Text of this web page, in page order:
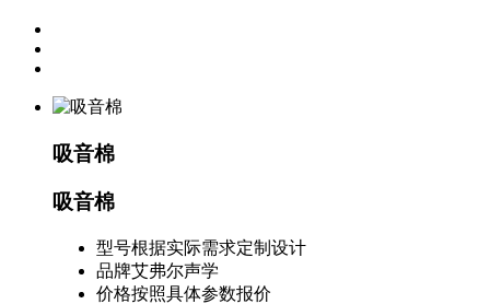
吸音棉
吸音棉
型号根据实际需求定制设计
品牌艾弗尔声学
价格按照具体参数报价